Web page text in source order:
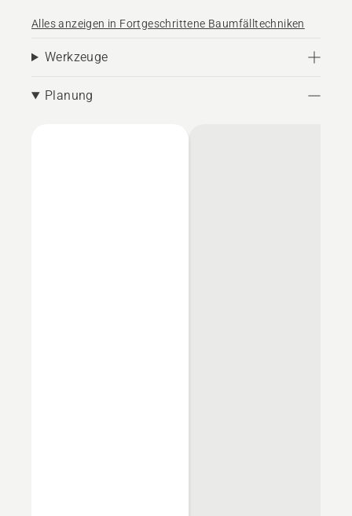
Alles anzeigen in Fortgeschrittene Baumfälltechniken
Werkzeuge
Planung